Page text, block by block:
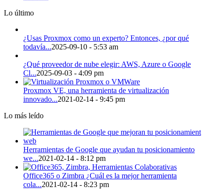
Lo último
¿Usas Proxmox como un experto? Entonces, ¿por qué
todavía...2025-09-10 - 5:53 am
¿Qué proveedor de nube elegir: AWS, Azure o Google
Cl...2025-09-03 - 4:09 pm
Proxmox VE, una herramienta de virtualización
innovado...2021-02-14 - 9:45 pm
Lo más leído
Herramientas de Google que ayudan tu posicionamiento
we...2021-02-14 - 8:12 pm
Office365 o Zimbra ¿Cuál es la mejor herramienta
cola...2021-02-14 - 8:23 pm